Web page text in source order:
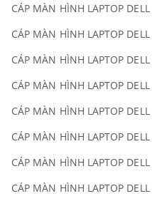
CÁP MÀN HÌNH LAPTOP DELL
CÁP MÀN HÌNH LAPTOP DELL
CÁP MÀN HÌNH LAPTOP DELL
CÁP MÀN HÌNH LAPTOP DELL
CÁP MÀN HÌNH LAPTOP DELL
CÁP MÀN HÌNH LAPTOP DELL
CÁP MÀN HÌNH LAPTOP DELL
CÁP MÀN HÌNH LAPTOP DELL